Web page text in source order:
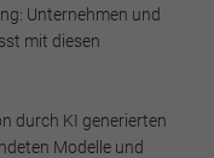
Unternehmen und
mit diesen
durch KI generierten
Modelle und